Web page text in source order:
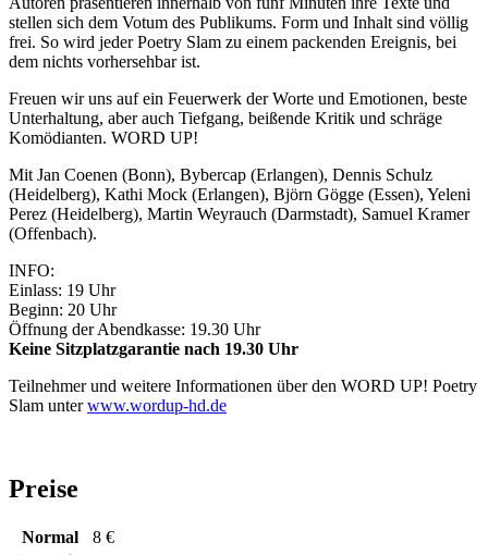
stellen sich dem Votum des Publikums. Form und Inhalt sind völlig
frei. So wird jeder Poetry Slam zu einem packenden Ereignis, bei
dem nichts vorhersehbar ist.
Freuen wir uns auf ein Feuerwerk der Worte und Emotionen, beste
Unterhaltung, aber auch Tiefgang, beißende Kritik und schräge
Komödianten. WORD UP!
Mit Jan Coenen (Bonn), Bybercap (Erlangen), Dennis Schulz
(Heidelberg), Kathi Mock (Erlangen), Björn Gögge (Essen), Yeleni
Perez (Heidelberg), Martin Weyrauch (Darmstadt), Samuel Kramer
(Offenbach).
INFO:
Einlass: 19 Uhr
Beginn: 20 Uhr
Öffnung der Abendkasse: 19.30 Uhr
Keine Sitzplatzgarantie nach 19.30 Uhr
Teilnehmer und weitere Informationen über den WORD UP! Poetry
Slam unterwww.wordup-hd.de
Preise
Normal
8 €